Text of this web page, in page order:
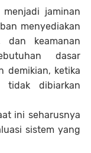
jaminan
menyediakan
dan keamanan
dasar
demikian, ketika
tidak dibiarkan
ini seharusnya
sistem yang